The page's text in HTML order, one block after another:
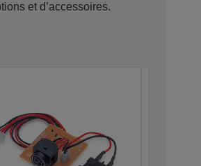
et d’accessoires.